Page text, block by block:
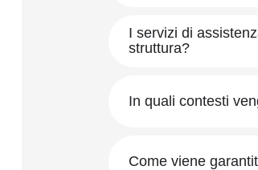
I servizi di
struttura?
In quali contesti
Come viene